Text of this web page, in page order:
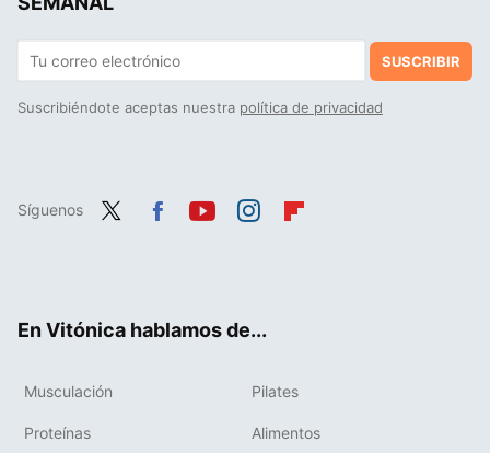
SUSCRIBIR
Suscribiéndote aceptas nuestra política de privacidad
Síguenos
En Vitónica hablamos de...
Musculación Pilates
Proteínas Alimentos